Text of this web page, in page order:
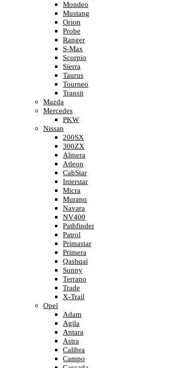
Mondeo
Mustang
Orion
Probe
Ranger
S-Max
Scorpio
Sierra
Taurus
Tourneo
Transit
Mazda
Mercedes
PKW
Nissan
200SX
300ZX
Almera
Atleon
CabStar
Interstar
Micra
Murano
Navara
NV400
Pathfinder
Patrol
Primastar
Primera
Qashqai
Sunny
Terrano
Trade
X-Trail
Opel
Adam
Agila
Antara
Astra
Calibra
Campo